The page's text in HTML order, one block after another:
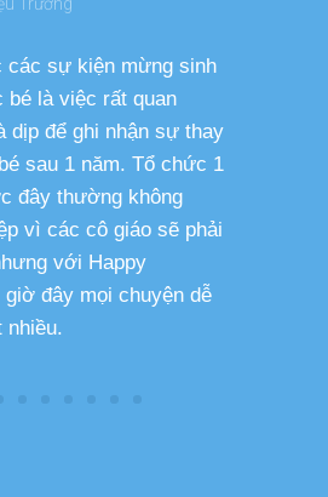
các sự kiện mừng sinh
bé là việc rất quan
dịp để ghi nhận sự thay
sau 1 năm. Tổ chức 1
đây thường không
vì các cô giáo sẽ phải
với Happy
đây mọi chuyện dễ
nhiều.